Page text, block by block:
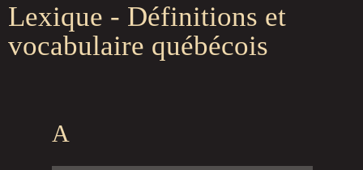
Lexique - Définitions et
vocabulaire québécois
A